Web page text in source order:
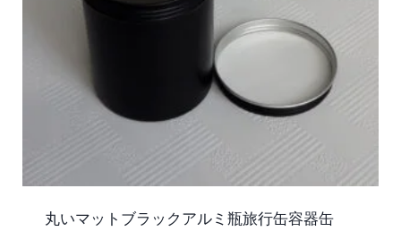
丸いマットブラックアルミ瓶旅行缶容器缶